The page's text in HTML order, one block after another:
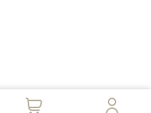
All Rights Reserved.